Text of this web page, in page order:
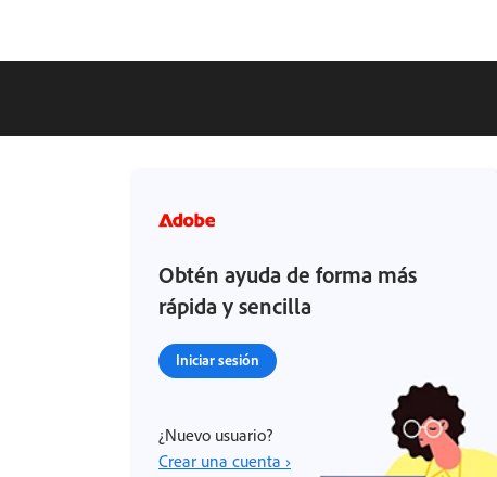
Obtén ayuda de forma más
rápida y sencilla
Iniciar sesión
¿Nuevo usuario?
Crear una cuenta ›